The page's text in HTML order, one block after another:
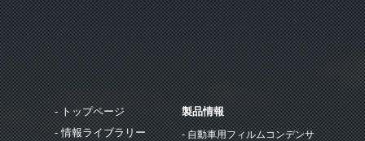
トップページ
情報ライブラリー
製品情報
自動車用フィルムコンデンサ